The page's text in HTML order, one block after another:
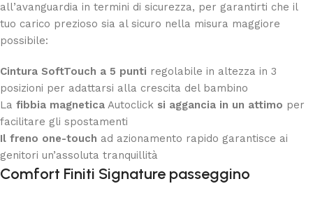
all’avanguardia in termini di sicurezza, per garantirti che il
tuo carico prezioso sia al sicuro nella misura maggiore
possibile:
Cintura SoftTouch a 5 punti regolabile in altezza in 3
posizioni per adattarsi alla crescita del bambino
La fibbia magnetica Autoclick si aggancia in un attimo per
facilitare gli spostamenti
Il freno one-touch ad azionamento rapido garantisce ai
genitori un’assoluta tranquillità
Comfort Finiti Signature passeggino